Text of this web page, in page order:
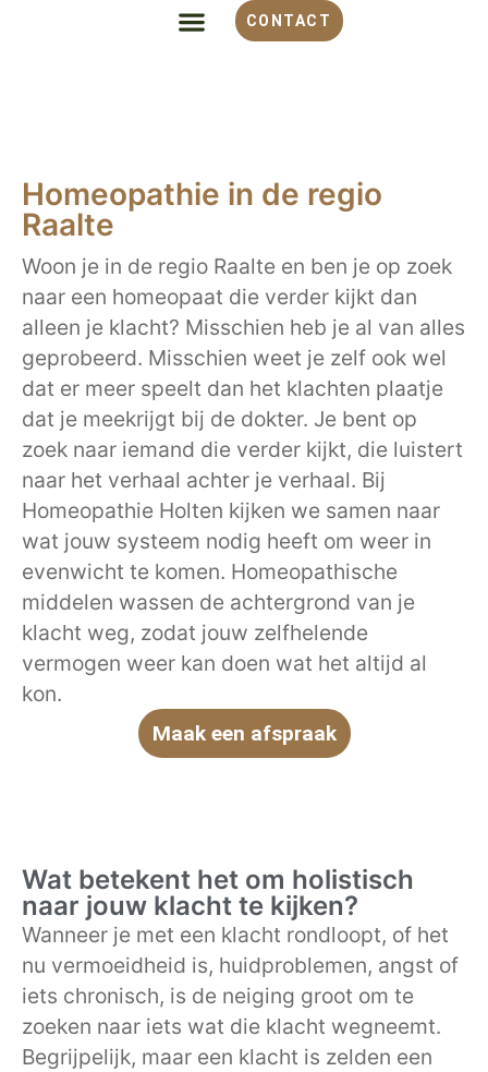
CONTACT
Homeopathie in de regio
Raalte
Woon je in de regio Raalte en ben je op zoek
naar een homeopaat die verder kijkt dan
alleen je klacht? Misschien heb je al van alles
geprobeerd. Misschien weet je zelf ook wel
dat er meer speelt dan het klachten plaatje
dat je meekrijgt bij de dokter. Je bent op
zoek naar iemand die verder kijkt, die luistert
naar het verhaal achter je verhaal. Bij
Homeopathie Holten kijken we samen naar
wat jouw systeem nodig heeft om weer in
evenwicht te komen. Homeopathische
middelen wassen de achtergrond van je
klacht weg, zodat jouw zelfhelende
vermogen weer kan doen wat het altijd al
kon.
Maak een afspraak
Wat betekent het om holistisch
naar jouw klacht te kijken?
Wanneer je met een klacht rondloopt, of het
nu vermoeidheid is, huidproblemen, angst of
iets chronisch, is de neiging groot om te
zoeken naar iets wat die klacht wegneemt.
Begrijpelijk, maar een klacht is zelden een